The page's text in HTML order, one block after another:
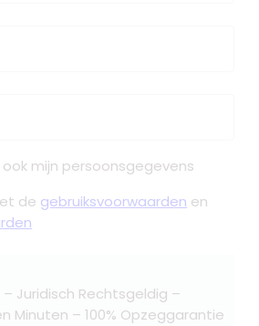
mijn persoonsgegevens
de gebruiksvoorwaarden en
Juridisch Rechtsgeldig –
Minuten – 100% Opzeggarantie